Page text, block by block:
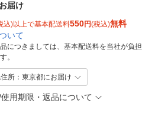
届け
込)以上で基本配送料550円(税込)無料
いて
につきましては、基本配送料を当社が負担
。
所：東京都にお届け
用期限・返品について